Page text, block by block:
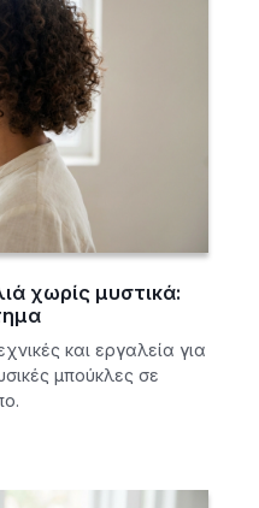
χωρίς μυστικά:
και εργαλεία για
μπούκλες σε